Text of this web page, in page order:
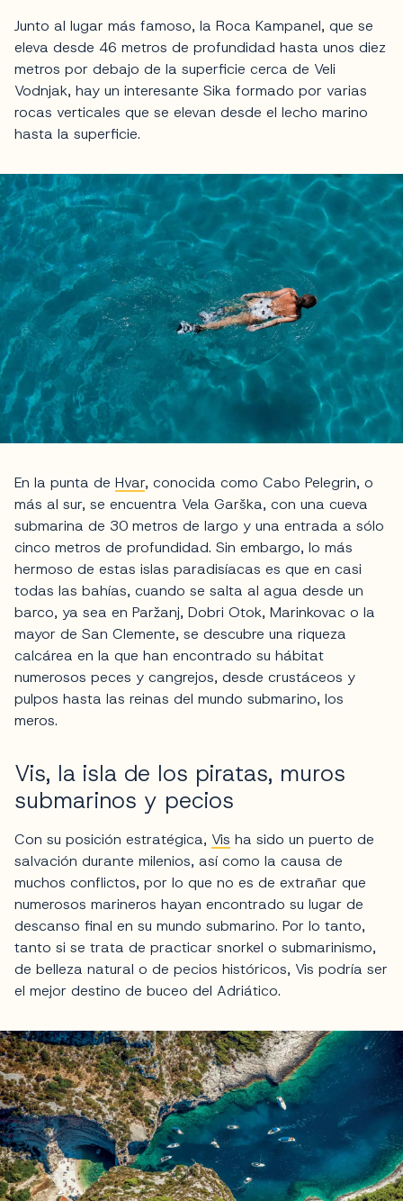
Junto al lugar más famoso, la Roca Kampanel, que se
eleva desde 46 metros de profundidad hasta unos diez
metros por debajo de la superficie cerca de Veli
Vodnjak, hay un interesante Sika formado por varias
rocas verticales que se elevan desde el lecho marino
hasta la superficie.
En la punta de Hvar, conocida como Cabo Pelegrin, o
más al sur, se encuentra Vela Garška, con una cueva
submarina de 30 metros de largo y una entrada a sólo
cinco metros de profundidad. Sin embargo, lo más
hermoso de estas islas paradisíacas es que en casi
todas las bahías, cuando se salta al agua desde un
barco, ya sea en Paržanj, Dobri Otok, Marinkovac o la
mayor de San Clemente, se descubre una riqueza
calcárea en la que han encontrado su hábitat
numerosos peces y cangrejos, desde crustáceos y
pulpos hasta las reinas del mundo submarino, los
meros.
Vis, la isla de los piratas, muros
submarinos y pecios
Con su posición estratégica, Vis ha sido un puerto de
salvación durante milenios, así como la causa de
muchos conflictos, por lo que no es de extrañar que
numerosos marineros hayan encontrado su lugar de
descanso final en su mundo submarino. Por lo tanto,
tanto si se trata de practicar snorkel o submarinismo,
de belleza natural o de pecios históricos, Vis podría ser
el mejor destino de buceo del Adriático.